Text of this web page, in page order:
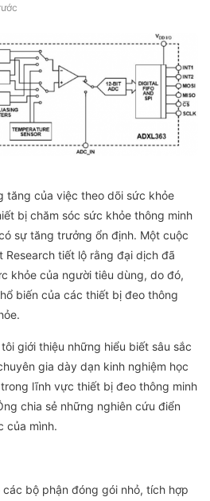
tăng của việc theo dõi sức khỏe
bị chăm sóc sức khỏe thông minh
sự tăng trưởng ổn định. Một cuộc
Research tiết lộ rằng đại dịch đã
khỏe của người tiêu dùng, do đó,
biến của các thiết bị đeo thông
giới thiệu những hiểu biết sâu sắc
gia dày dạn kinh nghiệm học
lĩnh vực thiết bị đeo thông minh
chia sẻ những nghiên cứu điển
của mình.
bộ phận đóng gói nhỏ, tích hợp